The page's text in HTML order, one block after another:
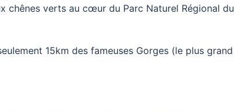
chênes verts au cœur du Parc Naturel Régional du
15km des fameuses Gorges (le plus grand